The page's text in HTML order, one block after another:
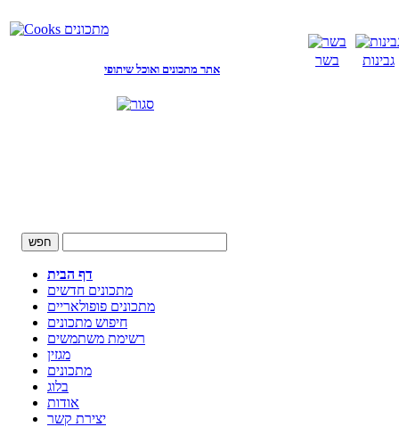
אתר מתכונים ואוכל שיתופי
בשר גבינות
דף הבית
מתכונים חדשים
מתכונים פופולאריים
חיפוש מתכונים
רשימת משתמשים
מגזין
מתכונים
בלוג
אודות
יצירת קשר